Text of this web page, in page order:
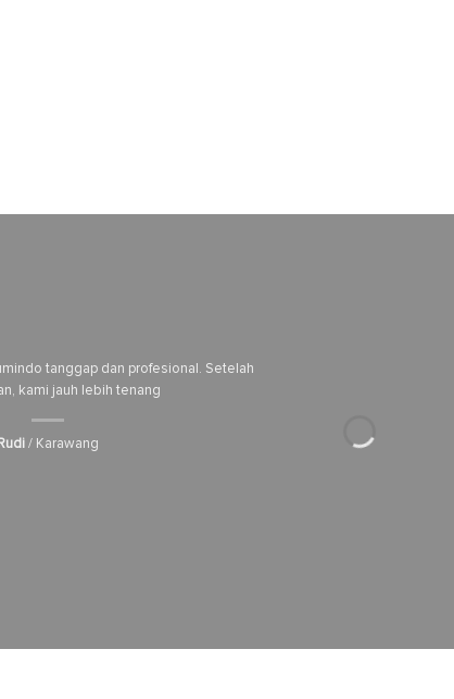
tanggap dan profesional. Setelah
kami jauh lebih tenang
/ Karawang